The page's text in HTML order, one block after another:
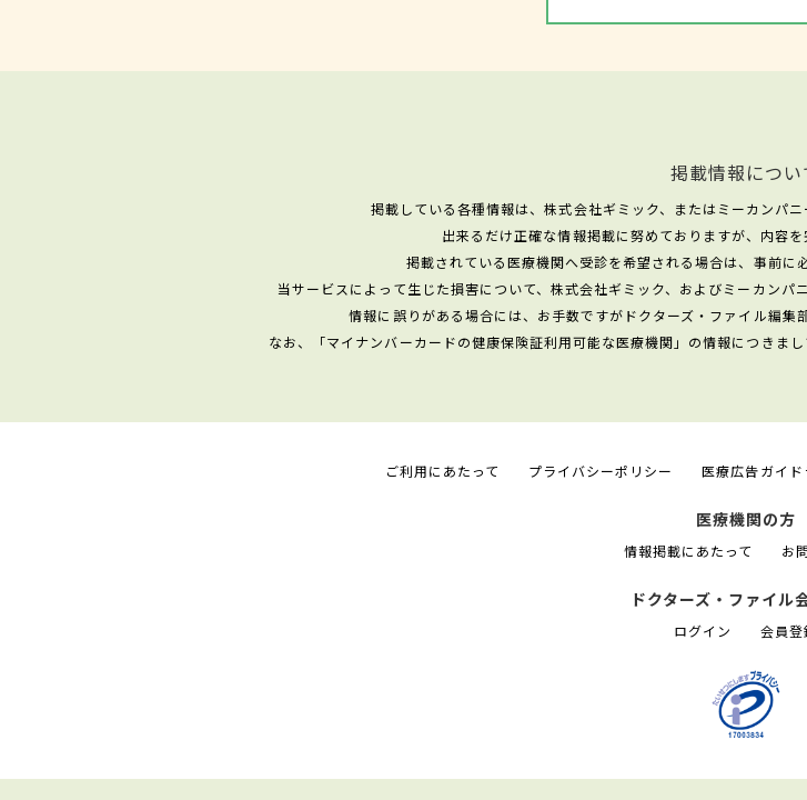
掲載情報につい
掲載している各種情報は、株式会社ギミック、またはミーカンパ
出来るだけ正確な情報掲載に努めておりますが、内容
掲載されている医療機関へ受診を希望される場合は、事前に
当サービスによって生じた損害について、株式会社ギミック、およびミーカンパ
情報に誤りがある場合には、お手数ですがドクターズ・ファイル編集
なお、「マイナンバーカードの健康保険証利用可能な医療機関」の情報につきま
ご利用にあたって プライバシーポリシー 医療広告ガイ
医療機関の方
情報掲載にあたって お
ドクターズ・ファイル
ログイン 会員登